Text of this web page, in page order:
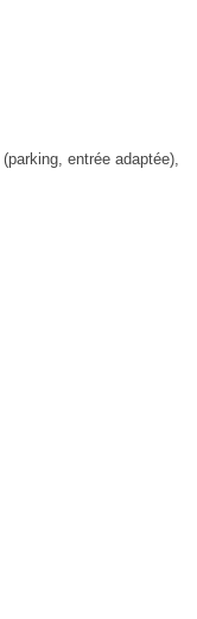
(parking, entrée adaptée),